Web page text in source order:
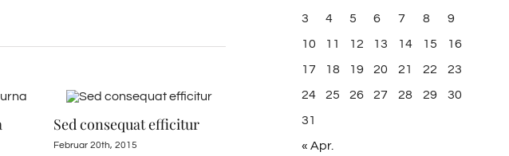
Sed consequat efficitur
Februar 20th, 2015
Duis malesi vivera rius
Februar 20th, 2015
3
4 5 6 7 8
9
10
11 12 13 14 15
16
17
18 19 20 21 22
23
24
25 26 27 28 29
30
31
« Apr.